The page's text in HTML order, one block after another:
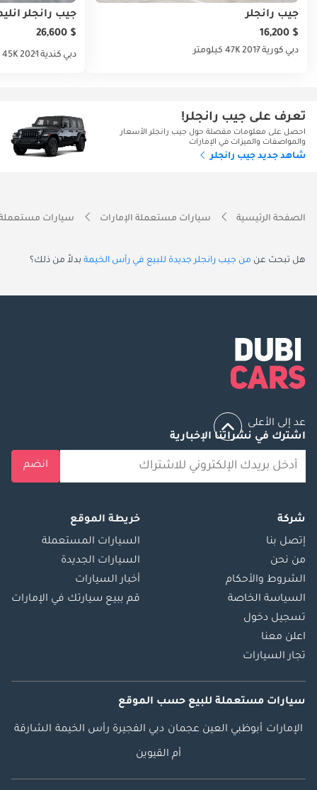
جيب رانجلر
$ 16,200
دبي كورية201747K كيلومتر
جيب رانجلر
$ 26,600
دبي كندية 202145K كيلومتر
تعرف على جيب رانجلر!
احصل على معلومات مفصلة حول جيب رانجلر الأسعار
والمواصفات والميزات في الإمارات
شاهد جديد جيب رانجلر
الصفحة الرئيسية سيارات مستعملة الإمارات سيارات
هل تبحث عن من جيب رانجلر جديدة للبيع في رأس الخيمة بدلاً من ذلك؟
عد إلى الأعلى
اشترك في نشراتنا الإخبارية
انضم
شركة
إتصل بنا
من نحن
الشروط والأحكام
السياسة الخاصة
تسجيل دخول
اعلن معنا
تجار السيارات
خريطة الموقع
السيارات المستعملة
السيارات الجديدة
أخبار السيارات
قم ببيع سيارتك في الإمارات
سيارات مستعملة للبيع حسب الموقع
الإمارات أبوظبي العين عجمان دبي الفجيرة رأس الخيمة الشارقة
أم القيوين